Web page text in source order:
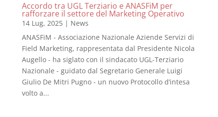
Accordo tra UGL Terziario e ANASFiM per
rafforzare il settore del Marketing Operativo
14 Lug, 2025| News
ANASFiM - Associazione Nazionale Aziende Servizi di
Field Marketing, rappresentata dal Presidente Nicola
Augello - ha siglato con il sindacato UGL-Terziario
Nazionale - guidato dal Segretario Generale Luigi
Giulio De Mitri Pugno - un nuovo Protocollo d’intesa
volto a...